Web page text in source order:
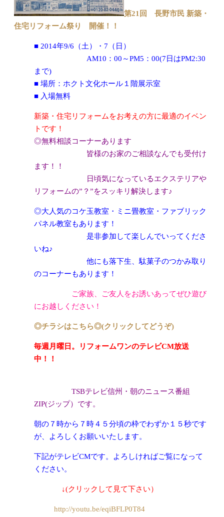
第21回 長野市民 新築・
住宅リフォーム祭り 開催！！
■ 2014年9/6（土）・7（日）
AM10：00～PM5：00(7日はPM2:30
まで)
■ 場所：ホクト文化ホール１階展示室
■ 入場無料
新築・住宅リフォームをお考えの方に最適のイベン
トです！
◎無料相談コーナーあります
皆様のお家のご相談なんでも受付け
ます！！
日頃気になっているエクステリアや
リフォームの”？”をスッキリ解決します♪
◎大人気のコケ玉教室・ミニ畳教室・ファブリック
パネル教室もあります！
是非参加して楽しんでいってくださ
いね♪
他にも落下生、駄菓子のつかみ取り
のコーナーもあります！
ご家族、ご友人をお誘いあってぜひ遊び
にお越しください！
◎チラシはこちら◎(クリックしてどうぞ)
毎週月曜日。リフォームワンのテレビCM放送
中！！
TSBテレビ信州・朝のニュース番組
ZIP(ジップ）です。
朝の７時から７時４５分頃の枠でわずか１５秒です
が、よろしくお願いいたします。
下記がテレビCMです。よろしければご覧になって
ください。
↓(クリックして見て下さい）
http://youtu.be/eqiBFLP0T84